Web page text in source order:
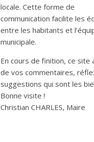
locale. Cette forme de
communication facilite les
entre les habitants et
municipale.
En cours de finition, ce site
de vos commentaires,
suggestions qui sont les
Bonne visite !
Christian CHARLES, Maire